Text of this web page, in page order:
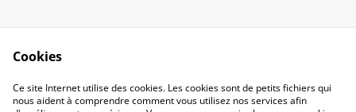
Cookies
Ce site Internet utilise des cookies. Les cookies sont de petits fichiers qui
nous aident à comprendre comment vous utilisez nos services afin